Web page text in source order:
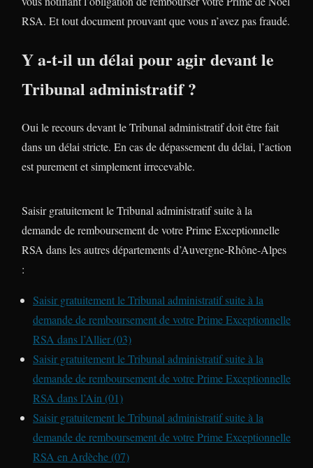
RSA. Et tout document prouvant que vous n’avez pas fraudé.
Y a-t-il un délai pour agir devant le
Tribunal administratif ?
Oui le recours devant le Tribunal administratif doit être fait
dans un délai stricte. En cas de dépassement du délai, l’action
est purement et simplement irrecevable.
Saisir gratuitement le Tribunal administratif suite à la
demande de remboursement de votre Prime Exceptionnelle
RSA dans les autres départements d’Auvergne-Rhône-Alpes
:
Saisir gratuitement le Tribunal administratif suite à la
demande de remboursement de votre Prime Exceptionnelle
RSA dans l’Allier (03)
Saisir gratuitement le Tribunal administratif suite à la
demande de remboursement de votre Prime Exceptionnelle
RSA dans l’Ain (01)
Saisir gratuitement le Tribunal administratif suite à la
demande de remboursement de votre Prime Exceptionnelle
RSA en Ardèche (07)